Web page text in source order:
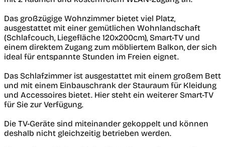
Das großzügige Wohnzimmer bietet viel Platz,
ausgestattet mit einer gemütlichen Wohnlandschaft
(Schlafcouch, Liegefläche 120x200cm), Smart-TV und
einem direktem Zugang zum möbliertem Balkon, der sich
ideal für entspannte Stunden im Freien eignet.
Das Schlafzimmer ist ausgestattet mit einem großem Bett
und mit einem Einbauschrank der Stauraum für Kleidung
und Accessoires bietet. Hier steht ein weiterer Smart-TV
für Sie zur Verfügung.
Die TV-Geräte sind miteinander gekoppelt und können
deshalb nicht gleichzeitig betrieben werden.